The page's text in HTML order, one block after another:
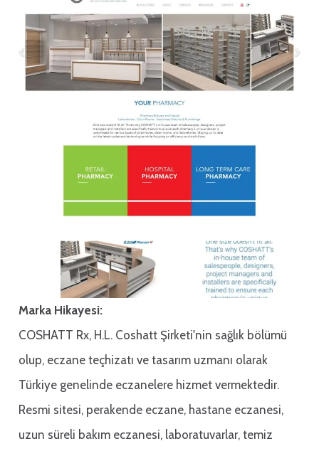
Marka Hikayesi:
COSHATT Rx, H.L. Coshatt Şirketi'nin sağlık bölümü
olup, eczane teçhizatı ve tasarım uzmanı olarak
Türkiye genelinde eczanelere hizmet vermektedir.
Resmi sitesi, perakende eczane, hastane eczanesi,
uzun süreli bakım eczanesi, laboratuvarlar, temiz